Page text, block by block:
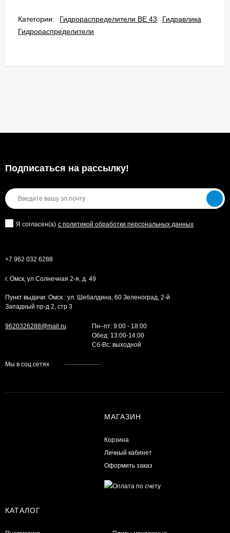
Категории: Гидрораспределители ВЕ 43
Гидравлика
Гидрораспределители
Подписаться на рассылкy!
Я согласен(a) с политикой обработки персональных данных
+7 962 032 6288
г. Омск, ул Солнечная 2-я, д. 49
Пункт выдачи: Омск : ул. Шебалдина, 60 Зеленоград, 2-й
Западный пр-д 2, стр 3
9620326288@mail.ru
Пн–пт: 9:00 - 18:00
Обед: 13:00-14:00
Cб-Вс: выходной
Мы в соц.сетях
МАГАЗИН
Корзина
Личный кабинет
Оформить заказ
КАТАЛОГ